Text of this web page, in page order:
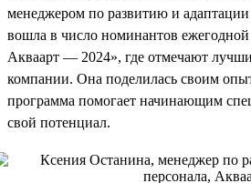
менеджером по развитию и
вошла в число номинантов
Акваарт — 2024», где отмечают
компании. Она поделилась своим
программа помогает начинающим
свой потенциал.